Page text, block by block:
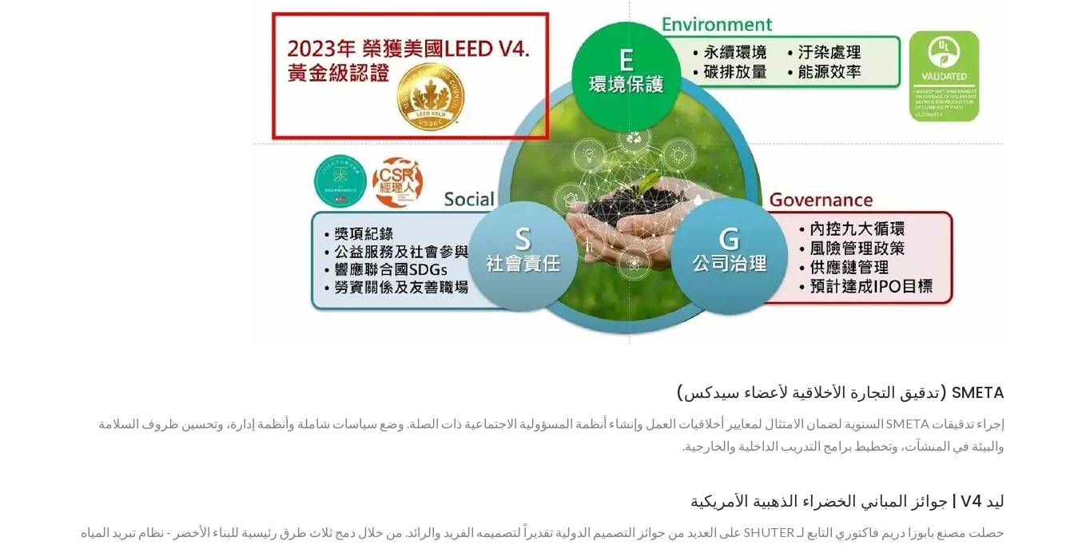
SMETA (تدقيق التجارة الأخلاقية لأعضاء سيدكس)
إجراء تدقيقات SMETA السنوية لضمان الامتثال لمعايير أخلاقيات العمل وإنشاء أنظمة المسؤولية الاجتماعية ذات الصلة. وضع سياسات شاملة وأنظمة إدارة، وتحسين ظروف السلامة
والبيئة في المنشآت، وتخطيط برامج التدريب الداخلية والخارجية.
ليد V4 | جوائز المباني الخضراء الذهبية الأمريكية
حصلت مصنع بابوزا دريم فاكتوري التابع لـ SHUTER على العديد من جوائز التصميم الدولية تقديراً لتصميمه الفريد والرائد. من خلال دمج ثلاث طرق رئيسية للبناء الأخضر - نظام تبريد المياه